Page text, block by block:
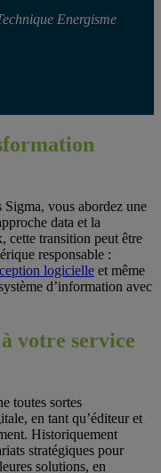
Energisme
Sigma, vous abordez une
data et la
cette transition peut être
responsable :
logicielle et même
d’information avec
votre service
toutes sortes
en tant qu’éditeur et
Historiquement
stratégiques pour
solutions, en